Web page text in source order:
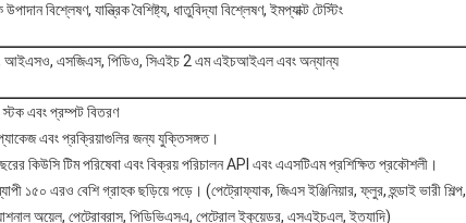
উপাদান বিশ্লেষণ, যান্ত্রিক বৈশিষ্ট্য, ধাতুবিদ্যা বিশ্লেষণ, ইমপ্যাক্ট টেস্টিং
এসজিএস, পিডিও, সিএইচ 2 এম এইচআইএল এবং অন্যান্য
এবং প্রম্পট বিতরণ
এবং প্রক্রিয়াগুলির জন্য যুক্তিসঙ্গত।
কিউসি টিম পরিষেবা এবং বিক্রয় পরিচালন API এবং এএসটিএম প্রশিক্ষিত প্রকৌশলী।
১৫০ এরও বেশি গ্রাহক ছড়িয়ে পড়ে। (পেট্রোফ্যাক, জিএস ইঞ্জিনিয়ার, ফ্লুর, হুন্ডাই ভারী শিল্প,
অয়েল, পেট্রোব্রাস, পিডিভিএসএ, পেট্রোল ইকুয়েডর, এসএইচএল, ইত্যাদি)